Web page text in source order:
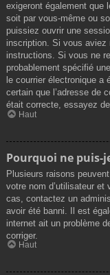
exigeront également que
soit par vous-même ou
puissiez ouvrir une
inscription. Si vous aviez
instructions. Si vous ne
probablement spécifié
le courrier électronique
certain que l’adresse de
était correcte, essayez
Haut
Pourquoi ne puis-
Plusieurs raisons
votre nom d’utilisateur
cas, contactez un
avoir été banni. Il est
internet ait un problème
corriger.
Haut